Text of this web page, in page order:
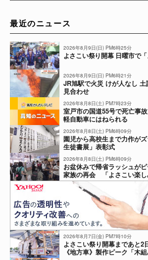
最近のニュース
2026年8月9日(日) PM6時25分
よさこい祭り開幕 日曜市で「
2026年8月9日(日) PM6時21分
JR旭駅で火災 けが人なし
見合わせ
2026年8月8日(土) PM7時23分
室戸市の国道55号で死亡事
軽自動車にはねられる
2026年8月8日(土) PM6時09分
園児から高校生まで力作が
生徒書展」表彰式
2026年8月8日(土) PM6時09分
お盆休みで帰省ラッシュが
家族の再会 「よさこい楽し
2026年8月7日(金) PM7時10分
よさこい祭り開幕まであと2
《地方車》製作ピーク「木